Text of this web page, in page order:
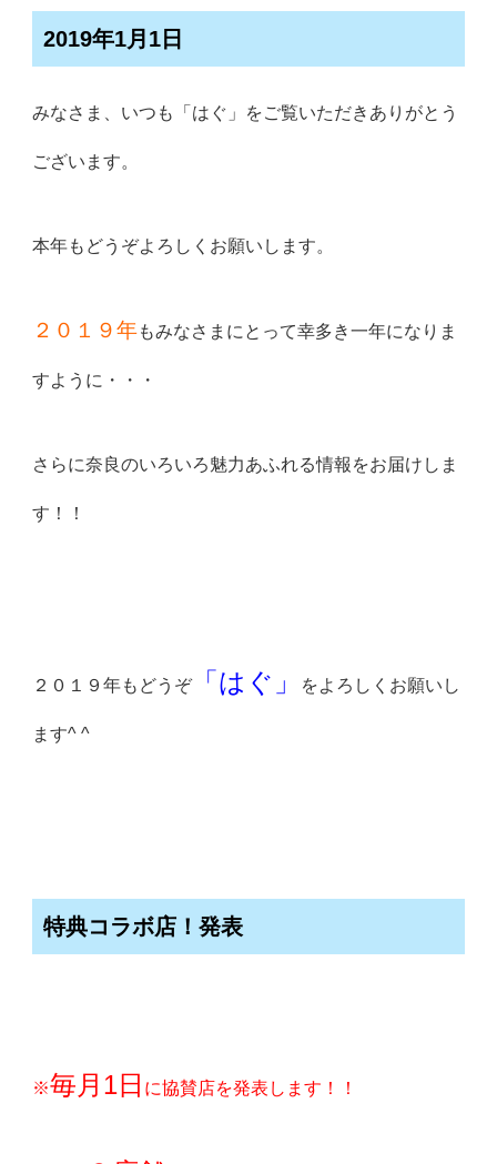
2019年1月1日
みなさま、いつも「はぐ」をご覧いただきありがとう
ございます。
本年もどうぞよろしくお願いします。
２０１９年もみなさまにとって幸多き一年になりま
すように・・・
さらに奈良のいろいろ魅力あふれる情報をお届けしま
す！！
２０１９年もどうぞ「はぐ」 をよろしくお願いし
ます^ ^
特典コラボ店！発表
※毎月 1日 に協賛店を発表します！！